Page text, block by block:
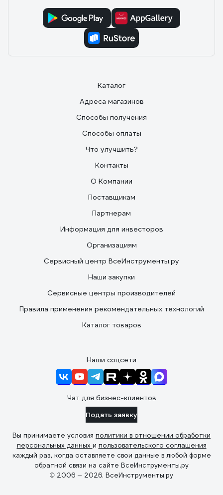
Каталог
Адреса магазинов
Способы получения
Способы оплаты
Что улучшить?
Контакты
О Компании
Поставщикам
Партнерам
Информация для инвесторов
Организациям
Сервисный центр ВсеИнструменты.ру
Наши закупки
Сервисные центры производителей
Правила применения рекомендательных технологий
Каталог товаров
Наши соцсети
Чат для бизнес-клиентов
Подать заявку
Вы принимаете условия политики в отношении обработки
персональных данных и пользовательского соглашения
каждый раз, когда оставляете свои данные в любой форме
обратной связи на сайте ВсеИнструменты.ру
© 2006 — 2026. ВсеИнструменты.ру